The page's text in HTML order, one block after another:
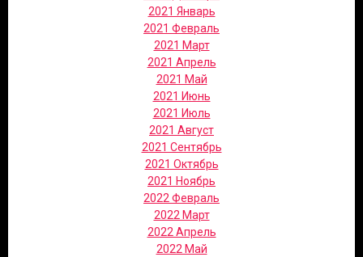
2021 Январь
2021 Февраль
2021 Март
2021 Апрель
2021 Май
2021 Июнь
2021 Июль
2021 Август
2021 Сентябрь
2021 Октябрь
2021 Ноябрь
2022 Февраль
2022 Март
2022 Апрель
2022 Май